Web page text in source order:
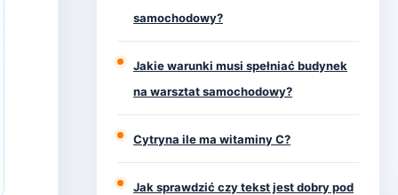
samochodowy?
Jakie warunki musi spełniać budynek
na warsztat samochodowy?
Cytryna ile ma witaminy C?
Jak sprawdzić czy tekst jest dobry pod